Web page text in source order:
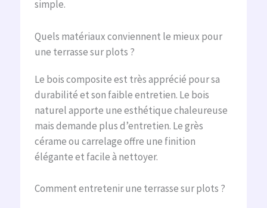
simple.
Quels matériaux conviennent le mieux pour
une terrasse sur plots ?
Le bois composite est très apprécié pour sa
durabilité et son faible entretien. Le bois
naturel apporte une esthétique chaleureuse
mais demande plus d’entretien. Le grès
cérame ou carrelage offre une finition
élégante et facile à nettoyer.
Comment entretenir une terrasse sur plots ?